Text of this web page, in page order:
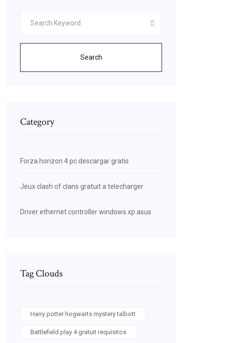
Search
Category
Forza horizon 4 pc descargar gratis
Jeux clash of clans gratuit a telecharger
Driver ethernet controller windows xp asus
Tag Clouds
Harry potter hogwarts mystery talbott
Battlefield play 4 gratuit requisitos